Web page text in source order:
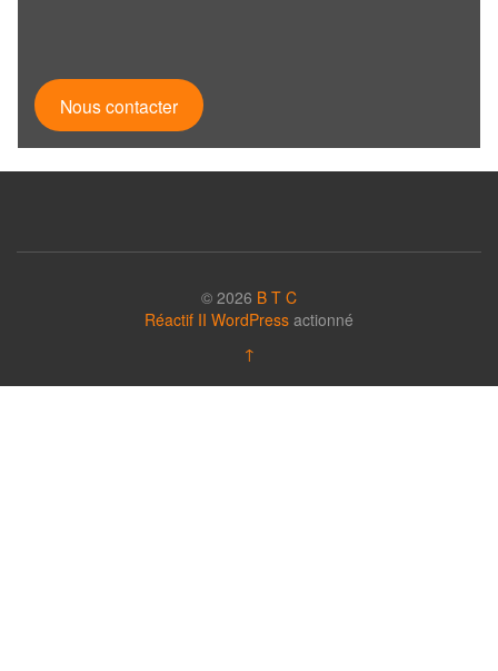
Nous contacter
© 2026 B T C
Réactif II WordPress actionné
↑